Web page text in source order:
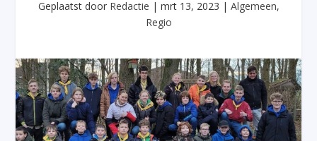
Geplaatst door Redactie | mrt 13, 2023 | Algemeen,
Regio